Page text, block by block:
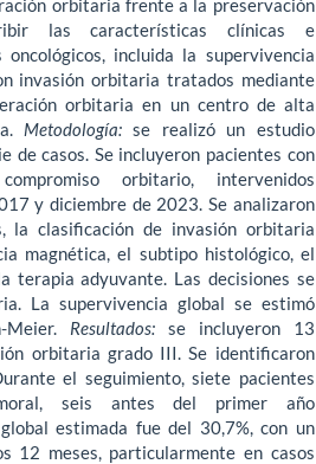
orbitaria frente a la preservación
las características clínicas e
inclui­da la supervivencia
invasión orbitaria tratados mediante
orbitaria en un centro de alta
Metodología:se realizó un estudio
de casos. Se incluyeron pacientes con
orbitario, intervenidos
y di­ciembre de 2023. Se analizaron
la clasificación de invasión orbitaria
magnética, el subtipo his­tológico, el
adyuvante. Las decisiones se
La supervivencia global se estimó
Resultados: se incluyeron 13
orbitaria grado III. Se identificaron
el seguimiento, siete pacientes
seis antes del primer año
estimada fue del 30,7%, con un
12 meses, particularmente en casos